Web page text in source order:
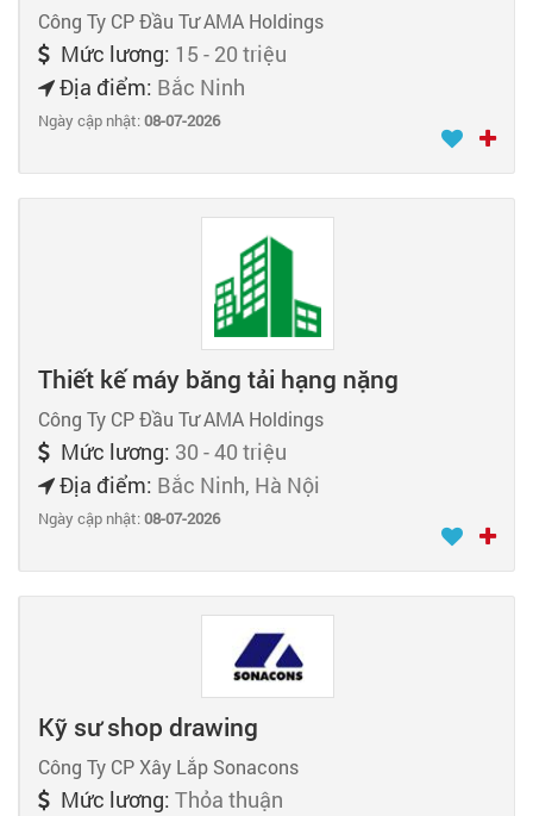
Công Ty CP Đầu Tư AMA Holdings
Mức lương: 15 - 20 triệu
Địa điểm: Bắc Ninh
Ngày cập nhật:08-07-2026
Thiết kế máy băng tải hạng nặng
Công Ty CP Đầu Tư AMA Holdings
Mức lương: 30 - 40 triệu
Địa điểm: Bắc Ninh, Hà Nội
Ngày cập nhật:08-07-2026
Kỹ sư shop drawing
Công Ty CP Xây Lắp Sonacons
Mức lương: Thỏa thuận